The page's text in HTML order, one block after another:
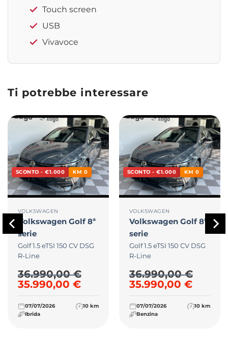
Touch screen
USB
Vivavoce
Ti potrebbe interessare
SCONTO - €1.000 KM 0
VOLKSWAGEN
Volkswagen Golf 8ª
serie
Golf 1.5 eTSI 150 CV DSG
R-Line
36.990,00€
Il prezzo originale era: 36.990,00 €.
35.990,00 €Il prezzo attuale è:
07/07/2026
10 km
Ibrida
SCONTO - €1.000 KM 0
VOLKSWAGEN
Volkswagen Golf 8ª
serie
Golf 1.5 eTSI 150 CV DSG
R-Line
36.990,00€
Il prezzo originale
35.990,00 €Il
07/07/2026
10 km
Benzina
€.39.990,00 €.
attuale è: 37.990,00 €.